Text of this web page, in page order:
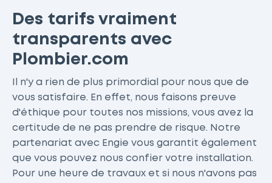
Des tarifs vraiment
transparents avec
Plombier.com
Il n'y a rien de plus primordial pour nous que de
vous satisfaire. En effet, nous faisons preuve
d'éthique pour toutes nos missions, vous avez la
certitude de ne pas prendre de risque. Notre
partenariat avec Engie vous garantit également
que vous pouvez nous confier votre installation.
Pour une heure de travaux et si nous n'avons pas